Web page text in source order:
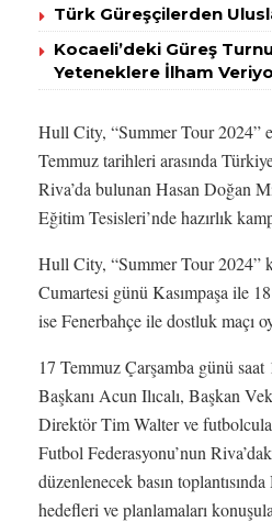
Türk Güreşçilerden
Kocaeli’deki Güreş
Yeteneklere İlham
Hull City, “Summer Tour 2024”
Temmuz tarihleri arasında
Riva’da bulunan Hasan Doğan
Eğitim Tesisleri’nde hazırlık
Hull City, “Summer Tour 2024”
Cumartesi günü Kasımpaşa ile
ise Fenerbahçe ile dostluk maçı
17 Temmuz Çarşamba günü
Başkanı Acun Ilıcalı, Başkan
Direktör Tim Walter ve
Futbol Federasyonu’nun
düzenlenecek basın
hedefleri ve planlamaları